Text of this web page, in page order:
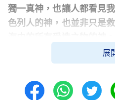
獨一真神，也讓人都看見
色列人的神，也並非只是
我的工作，在東方猶如霹
各邦各派，是我的發聲將
都因我的發聲而被征服，
在我的面前，因我早已將
展